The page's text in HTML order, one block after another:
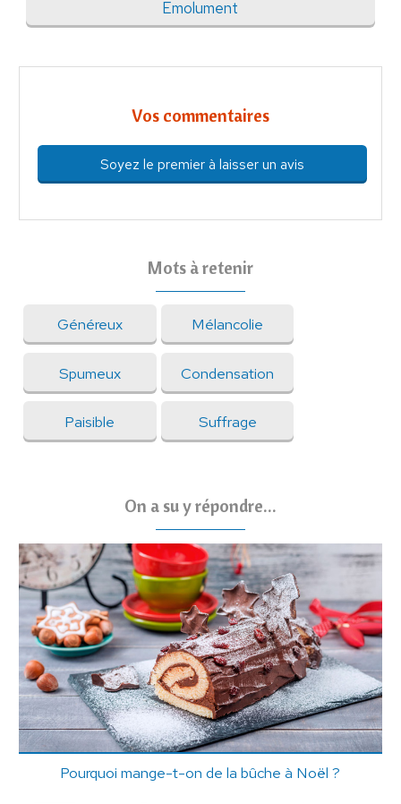
Emolument
Vos commentaires
Soyez le premier à laisser un avis
Mots à retenir
Généreux Mélancolie
Spumeux Condensation
Paisible Suffrage
On a su y répondre...
Pourquoi mange-t-on de la bûche à Noël ?